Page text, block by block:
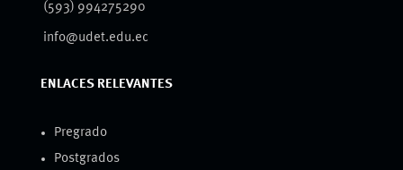
(593) 994275290
info@udet.edu.ec
ENLACES RELEVANTES
Pregrado
Postgrados